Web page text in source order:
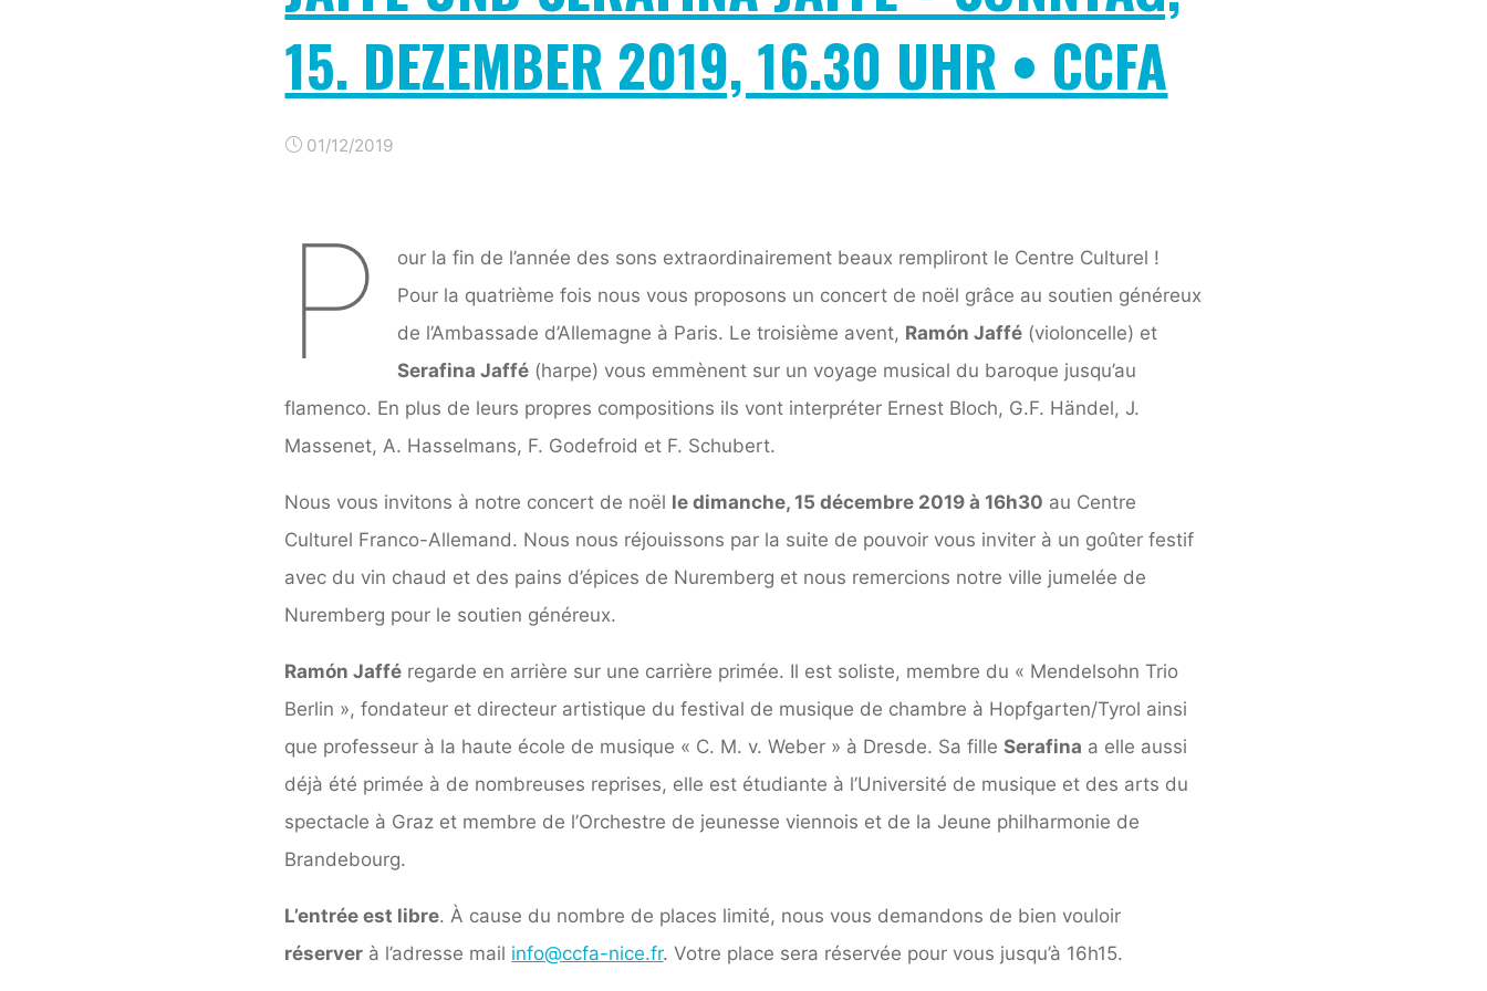
15. DEZEMBER 2019, 16.30 UHR • CCFA
01/12/2019
P
our la fin de l’année des sons extraordinairement beaux rempliront le Centre Culturel !
Pour la quatrième fois nous vous proposons un concert de noël grâce au soutien généreux
de l’Ambassade d’Allemagne à Paris. Le troisième avent, Ramón Jaffé(violoncelle) et
Serafina Jaffé(harpe) vous emmènent sur un voyage musical du baroque jusqu’au
flamenco. En plus de leurs propres compositions ils vont interpréter Ernest Bloch, G.F. Händel, J.
Massenet, A. Hasselmans, F. Godefroid et F. Schubert.
Nous vous invitons à notre concert de noël le dimanche, 15 décembre 2019 à 16h30 au Centre
Culturel Franco-Allemand. Nous nous réjouissons par la suite de pouvoir vous inviter à un goûter festif
avec du vin chaud et des pains d’épices de Nuremberg et nous remercions notre ville jumelée de
Nuremberg pour le soutien généreux.
Ramón Jafféregarde en arrière sur une carrière primée. Il est soliste, membre du « Mendelsohn Trio
Berlin », fondateur et directeur artistique du festival de musique de chambre à Hopfgarten/Tyrol ainsi
que professeur à la haute école de musique « C. M. v. Weber » à Dresde. Sa fille Serafina a elle aussi
déjà été primée à de nombreuses reprises, elle est étudiante à l’Université de musique et des arts du
spectacle à Graz et membre de l’Orchestre de jeunesse viennois et de la Jeune philharmonie de
Brandebourg.
L’entrée est libre. À cause du nombre de places limité, nous vous demandons de bien vouloir
réserverà l’adresse mail info@ccfa-nice.fr. Votre place sera réservée pour vous jusqu’à 16h15.